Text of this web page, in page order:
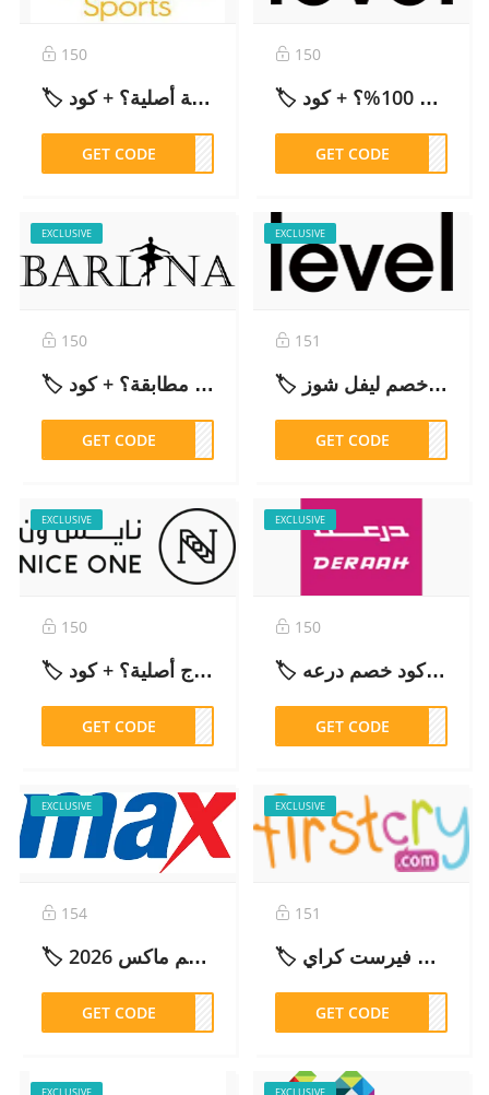
150
🏷️ تجربتي مع سن آند ساند سبورتس: هل المنتجات الرياضية أصلية؟ + كود MUN50
GET CODEUN50
150
🏷️ تجربتي مع ليفل شوز: هل موثوق وهل الأحذية أصلية 100%؟ + كود ABB325
GET CODEB325
EXCLUSIVE
150
🏷️ تجربتي مع بارلينا: هل موثوق وهل الفساتين مطابقة؟ + كود CM26226
GET CODE6226
EXCLUSIVE
151
🏷️ كود خصم ليفل شوز (ABB325) – خصم حصري 2026| Level Shoes Promo Code
GET CODEB325
EXCLUSIVE
150
🏷️ تجربتي مع نايس ون: هل موثوق وهل العطور والمكياج أصلية؟ + كود Z13
GET CODE
EXCLUSIVE
150
🏷️ كود خصم درعه (K3) 2026 خصم فوري على العطور والعود
GET CODE
EXCLUSIVE
154
🏷️ كود خصم ماكس 2026 (S7B) – وفّر حتى 70% على الأزياء
GET CODE
EXCLUSIVE
151
🏷️ كود خصم فيرست كراي (SMS75) خصم فوري على جميع المنتجات – 2026
GET CODEMS75
EXCLUSIVE EXCLUSIVE